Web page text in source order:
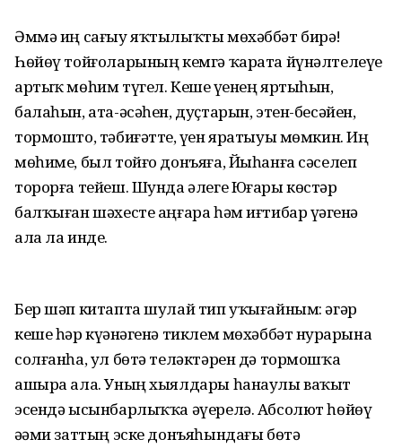
Әммә иң сағыу яҡтылыҡты мөхәббәт бирә!
Һөйөү тойғоларының кемгә ҡарата йүнәлтелеүе
артыҡ мөһим түгел. Кеше үҙенең яртыһын,
балаһын, ата-әсәһен, дуҫтарын, этен-бесәйен,
тормошто, тәбиғәтте, үҙен яратыуы мөмкин. Иң
мөһиме, был тойғо донъяға, Йыһанға сәселеп
торорға тейеш. Шунда әлеге Юғары көстәр
балҡыған шәхесте аңғара һәм иғтибар үҙәгенә
ала ла инде.
Бер шәп китапта шулай тип уҡығайным: әгәр
кеше һәр күҙәнәгенә тиклем мөхәббәт нурҙарына
солғанһа, ул бөтә теләктәрен дә тормошҡа
ашыра ала. Уның хыялдары һанаулы ваҡыт
эсендә ысынбарлыҡҡа әүерелә. Абсолют һөйөү
әҙәми заттың эске донъяһындағы бөтә